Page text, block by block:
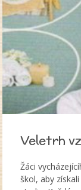
Veletrh
Žáci
škol, aby